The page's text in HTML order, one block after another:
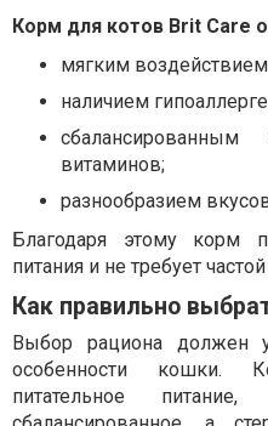
Корм для котов Brit Care
мягким
наличием
витаминов;
разнообразием
Благодаря этому корм
питания и не требует
Как правильно
Выбор рациона должен
особенности кошки.
питательное